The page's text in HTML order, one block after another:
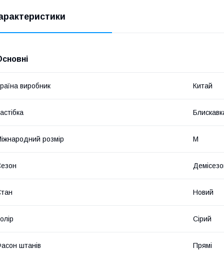
виробник Китай
розмір M
Новий
Сірий
штанів Прямі